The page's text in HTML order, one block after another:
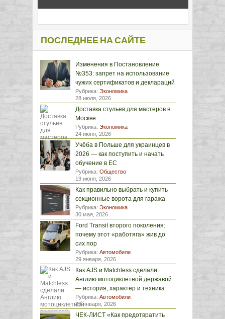
ПОСЛЕДНЕЕ НА САЙТЕ
Изменения в Постановление
№353: запрет на использование
чужих сертификатов и деклараций
Рубрика: Экономика
28 июля, 2026
Доставка стульев для мастеров в
Москве
Рубрика: Экономика
24 июня, 2026
Учёба в Польше для украинцев в
2026 — как поступить и начать
обучение в ЕС
Рубрика: Общество
19 июня, 2026
Как правильно выбрать и купить
секционные ворота для гаража
Рубрика: Экономика
30 мая, 2026
Ford Transit второго поколения:
почему этот «работяга» жив до
сих пор
Рубрика: Автомобили
29 января, 2026
Как AJS и Matchless сделали
Англию мотоциклетной державой
— история, характер и техника
Рубрика: Автомобили
29 января, 2026
ЧЕК-ЛИСТ «Как предотвратить